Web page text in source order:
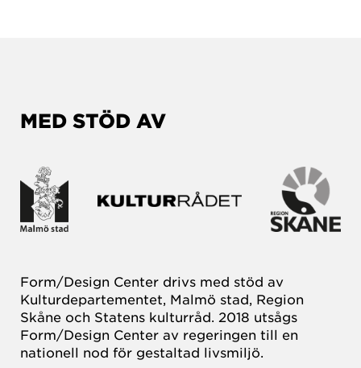
MED STÖD AV
Form/Design Center drivs med stöd av
Kulturdepartementet, Malmö stad, Region
Skåne och Statens kulturråd. 2018 utsågs
Form/Design Center av regeringen till en
nationell nod för gestaltad livsmiljö.